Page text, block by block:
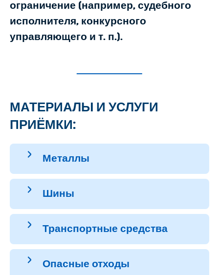
ограничение (например, судебного
исполнителя, конкурсного
управляющего и т. п.).
МАТЕРИАЛЫ И УСЛУГИ
ПРИЁМКИ:
Металлы
Шины
Транспортные средства
Опасные отходы